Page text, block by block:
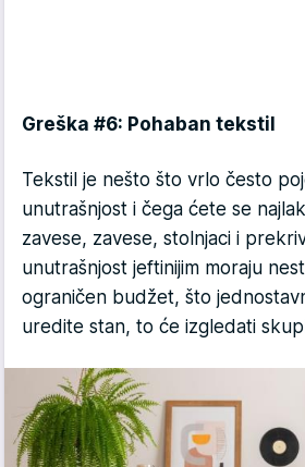
Greška #6: Pohaban tekstil
Tekstil je nešto što vrlo često
unutrašnjost i čega ćete se
zavese, zavese, stolnjaci i
unutrašnjost jeftinijim moraju
ograničen budžet, što
uredite stan, to će izgledati